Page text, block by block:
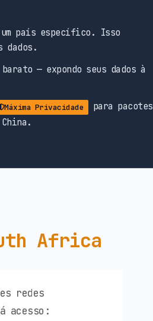
país específico. Isso
dados.
— expondo seus dados à
Máxima Privacidade
para pacotes
Africa
redes
acesso: